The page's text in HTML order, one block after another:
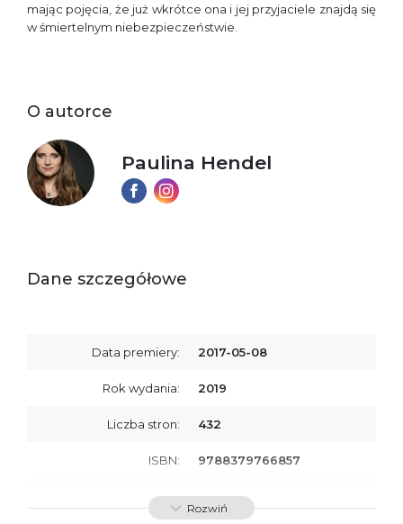
mając pojęcia, że już wkrótce ona i jej przyjaciele znajdą się
w śmiertelnym niebezpieczeństwie.
O autorce
Paulina Hendel
Dane szczegółowe
Data premiery: 2017-05-08
Rok wydania: 2019
Liczba stron: 432
ISBN: 9788379766857
SKU: E200273
Rozwiń